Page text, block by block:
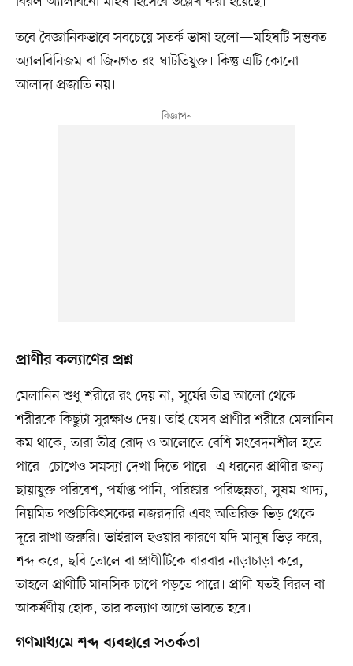
তবে বৈজ্ঞানিকভাবে সবচেয়ে সতর্ক ভাষা হলো—মহিষটি সম্ভবত
অ্যালবিনিজম বা জিনগত রং-ঘাটতিযুক্ত। কিন্তু এটি কোনো
আলাদা প্রজাতি নয়।
প্রাণীর কল্যাণের প্রশ্ন
মেলানিন শুধু শরীরে রং দেয় না, সূর্যের তীব্র আলো থেকে
শরীরকে কিছুটা সুরক্ষাও দেয়। তাই যেসব প্রাণীর শরীরে মেলানিন
কম থাকে, তারা তীব্র রোদ ও আলোতে বেশি সংবেদনশীল হতে
পারে। চোখেও সমস্যা দেখা দিতে পারে। এ ধরনের প্রাণীর জন্য
ছায়াযুক্ত পরিবেশ, পর্যাপ্ত পানি, পরিষ্কার-পরিচ্ছন্নতা, সুষম খাদ্য,
নিয়মিত পশুচিকিৎসকের নজরদারি এবং অতিরিক্ত ভিড় থেকে
দূরে রাখা জরুরি। ভাইরাল হওয়ার কারণে যদি মানুষ ভিড় করে,
শব্দ করে, ছবি তোলে বা প্রাণীটিকে বারবার নাড়াচাড়া করে,
তাহলে প্রাণীটি মানসিক চাপে পড়তে পারে। প্রাণী যতই বিরল বা
আকর্ষণীয় হোক, তার কল্যাণ আগে ভাবতে হবে।
গণমাধ্যমে শব্দ ব্যবহারে সতর্কতা